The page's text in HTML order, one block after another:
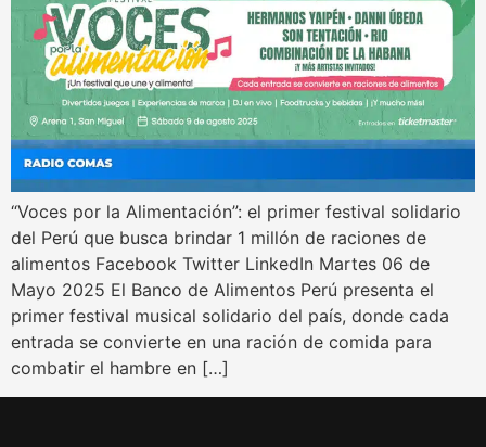
“Voces por la Alimentación”: el primer festival solidario
del Perú que busca brindar 1 millón de raciones de
alimentos Facebook Twitter LinkedIn Martes 06 de
Mayo 2025 El Banco de Alimentos Perú presenta el
primer festival musical solidario del país, donde cada
entrada se convierte en una ración de comida para
combatir el hambre en […]